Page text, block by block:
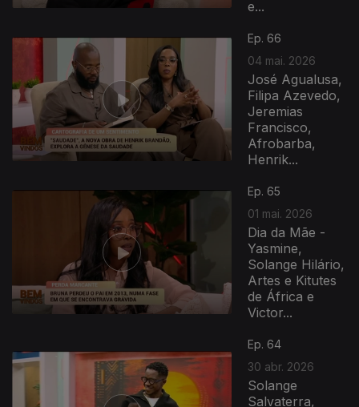
e...
Ep. 66
04 mai. 2026
José Agualusa,
Filipa Azevedo,
Jeremias
Francisco,
Afrobarba,
Henrik...
Ep. 65
01 mai. 2026
Dia da Mãe -
Yasmine,
Solange Hilário,
Artes e Kitutes
de África e
Victor...
Ep. 64
30 abr. 2026
Solange
Salvaterra,